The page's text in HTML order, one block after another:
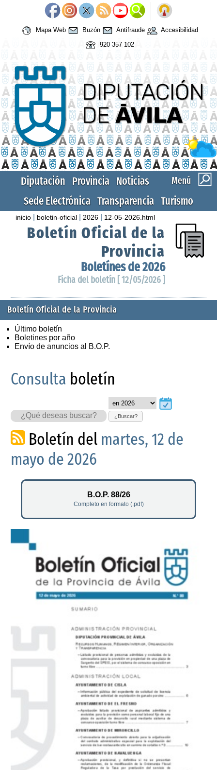
Mapa Web Buzón Antifraude
Accesibilidad
920 357 102
Menú
Diputación Provincia Noticias
Sede Electrónica Transparencia Turismo
inicio boletin-oficial 2026 12-05-2026.html
Boletín Oficial de la
Provincia
Boletínes de 2026
Ficha del boletín [ 12/05/2026 ]
Boletín Oficial de la Provincia
Último boletín
Boletines por año
Envío de anuncios al B.O.P.
Consulta boletín
¿Buscar?
Boletín del martes, 12 de
mayo de 2026
B.O.P. 88/26
Completo en formato (.pdf)